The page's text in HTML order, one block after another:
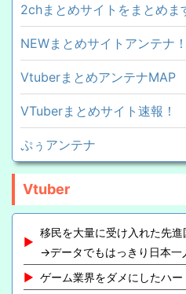
2chまとめサイトをまとめま
NEWまとめサイトアンテナ！
VtuberまとめアンテナMAP
VTuberまとめサイト速報！
ぷぅアンテナ
Vtuber
移民を大量に受け入れた先
→データでもはっきり日本一
ゲーム業界をダメにしたハ